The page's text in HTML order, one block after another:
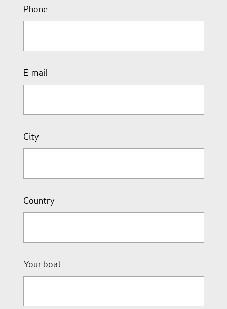
Phone
E-mail
City
Country
Your boat